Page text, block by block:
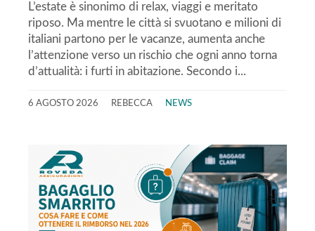
L’estate è sinonimo di relax, viaggi e meritato
riposo. Ma mentre le città si svuotano e milioni di
italiani partono per le vacanze, aumenta anche
l’attenzione verso un rischio che ogni anno torna
d’attualità: i furti in abitazione. Secondo i...
6 AGOSTO 2026 REBECCA NEWS